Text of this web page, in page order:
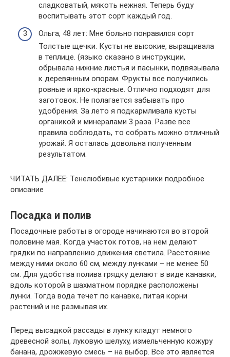
сладковатый, мякоть нежная. Теперь буду
воспитывать этот сорт каждый год.
Ольга, 48 лет: Мне больно понравился сорт
Толстые щечки. Кусты не высокие, выращивала
в теплице. (языко сказано в инструкции,
обрывала нижние листья и пасынки, подвязывала
к деревянным опорам. Фрукты все получились
ровные и ярко-красные. Отлично подходят для
заготовок. Не полагается забывать про
удобрения. За лето я подкармливала кусты
органикой и минералами 3 раза. Разве все
правила соблюдать, то собрать можно отличный
урожай. Я осталась довольна полученным
результатом.
ЧИТАТЬ ДАЛЕЕ: Тенелюбивые кустарники подробное
описание
Посадка и полив
Посадочные работы в огороде начинаются во второй
половине мая. Когда участок готов, на нем делают
грядки по направлению движения светила. Расстояние
между ними около 60 см, между лунками – не менее 50
см. Для удобства полива грядку делают в виде канавки,
вдоль которой в шахматном порядке расположены
лунки. Тогда вода течет по канавке, питая корни
растений и не размывая их.
Перед высадкой рассады в лунку кладут немного
древесной золы, луковую шелуху, измельченную кожуру
банана, дрожжевую смесь – на выбор. Все это является